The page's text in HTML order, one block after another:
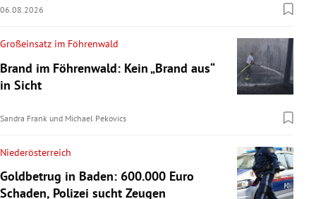
06.08.2026
Großeinsatz im Föhrenwald
Brand im Föhrenwald: Kein „Brand aus“
in Sicht
Sandra Frank und Michael Pekovics
Niederösterreich
Goldbetrug in Baden: 600.000 Euro
Schaden, Polizei sucht Zeugen